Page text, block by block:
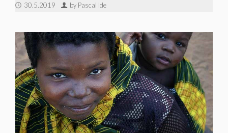
30.5.2019 by Pascal Ide